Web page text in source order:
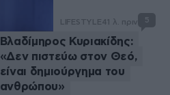
LIFESTYLE41 λ. πριν 5
Βλαδίμηρος Κυριακίδης:
«Δεν πιστεύω στον Θεό,
είναι δημιούργημα του
ανθρώπου»